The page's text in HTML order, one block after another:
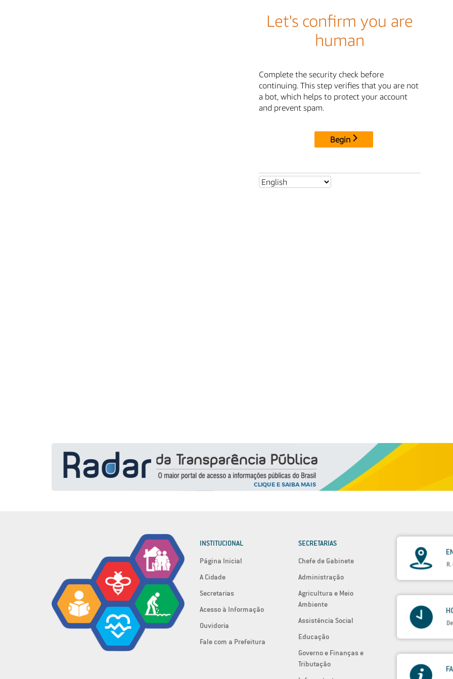
INSTITUCIONAL
Página Inicial
A Cidade
Secretarias
Acesso à Informação
Ouvidoria
Fale com a Prefeitura
SECRETARIAS
Chefe de Gabinete
Administração
Agricultura e Meio
Ambiente
Assistência Social
Educação
Governo e Finanças e
Tributação